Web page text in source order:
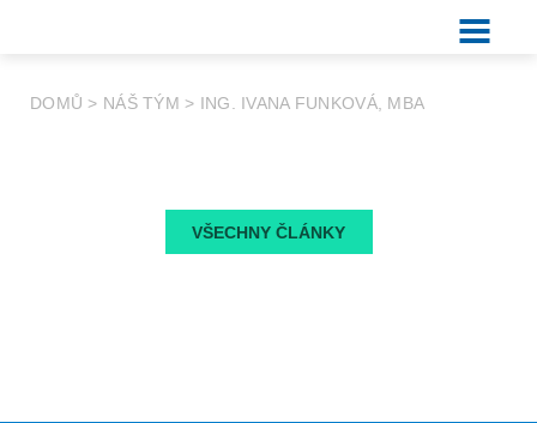
DOMŮ > NÁŠ TÝM > ING. IVANA FUNKOVÁ, MBA
VŠECHNY ČLÁNKY